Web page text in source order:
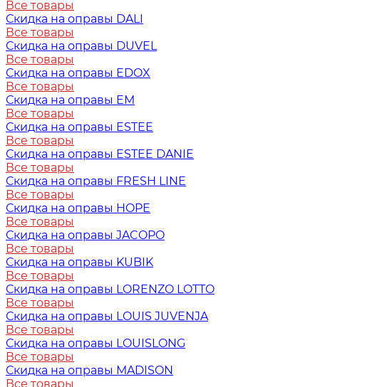
Все товары
Скидка на оправы DALI
Все товары
Скидка на оправы DUVEL
Все товары
Скидка на оправы EDOX
Все товары
Скидка на оправы EM
Все товары
Скидка на оправы ESTEE
Все товары
Скидка на оправы ESTEE DANIE
Все товары
Скидка на оправы FRESH LINE
Все товары
Скидка на оправы HOPE
Все товары
Скидка на оправы JACOPO
Все товары
Скидка на оправы KUBIK
Все товары
Скидка на оправы LORENZO LOTTO
Все товары
Скидка на оправы LOUIS JUVENJA
Все товары
Скидка на оправы LOUISLONG
Все товары
Скидка на оправы MADISON
Все товары